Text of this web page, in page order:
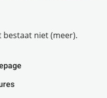
bestaat niet (meer).